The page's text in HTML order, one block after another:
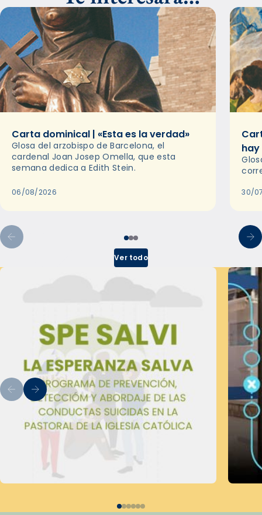
Carta dominical | «Esta es la verdad»
Glosa del arzobispo de Barcelona, el
cardenal Joan Josep Omella, que esta
semana dedica a Edith Stein.
06/08/2026 30/
Ver todo